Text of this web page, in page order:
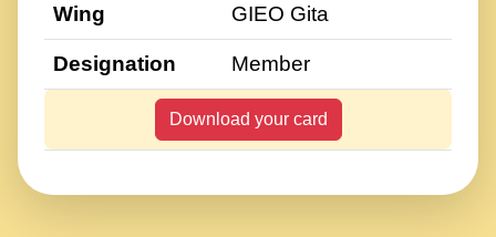
Wing GIEO Gita
Designation Member
Download your card